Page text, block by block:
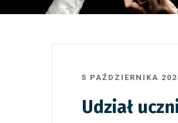
5 PAŹDZIERNIKA
Udział